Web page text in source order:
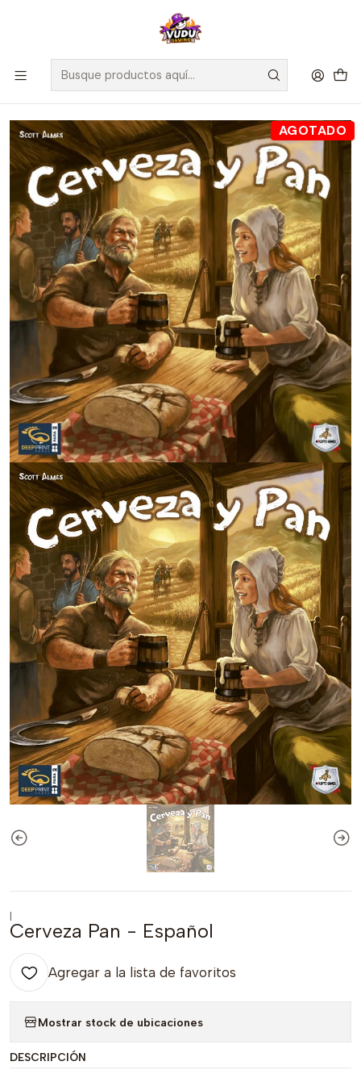
🚀 ¡Despachamos a todo Chile! Envío GRATIS a Regiones sobre
$100.000 y a RM sobre $35.000
Inicio Juegos de Mesa Editorial Maldito Games
Cerveza Pan - Español
AGOTADO
|
Cerveza Pan - Español
Agregar a la lista de favoritos
Mostrar stock de ubicaciones
DESCRIPCIÓN